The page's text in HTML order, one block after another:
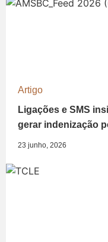
Artigo
Ligações e SMS
gerar indenização
23 junho, 2026